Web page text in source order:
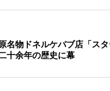
名物ドネルケバブ店「ス
十余年の歴史に幕